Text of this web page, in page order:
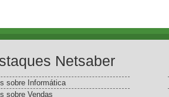
Netsaber
sobre Informática
sobre Vendas